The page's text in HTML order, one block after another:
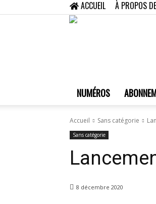
ACCUEIL À PROPOS
NUMÉROS
Accueil Sans catégorie
Sans catégorie
8 décembre 2020